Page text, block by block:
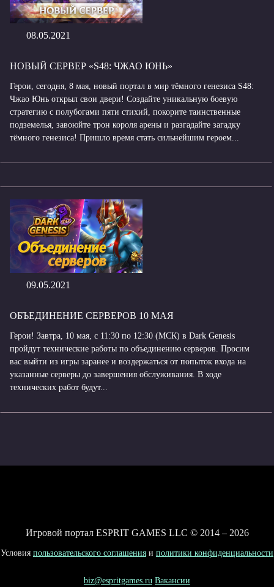
08.05.2021
НОВЫЙ СЕРВЕР «S48: ЧЖАО ЮНЬ»
Герои, сегодня, 8 мая, новый портал в мир тёмного генезиса S48:
Чжао Юнь открыл свои двери! Создайте уникальную боевую
стратегию с полубогами пяти стихий, покорите таинственные
подземелья, завоюйте трон короля арены и разгадайте загадку
тёмного генезиса! Пришло время стать сильнейшим героем...
09.05.2021
ОБЪЕДИНЕНИЕ СЕРВЕРОВ 10 МАЯ
Герои! Завтра, 10 мая, с 11:30 по 12:30 (МСК) в Dark Genesis
пройдут технические работы по объединению серверов. Просим
вас выйти из игры заранее и воздержаться от попыток входа на
указанные серверы до завершения обслуживания. В ходе
технических работ будут...
Игровой портал ESPRIT GAMES LLC © 2014 – 2026
Условия пользовательского соглашения и политики конфиденциальности
biz@espritgames.ru Вакансии